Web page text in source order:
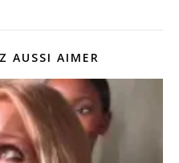
AUSSI AIMER